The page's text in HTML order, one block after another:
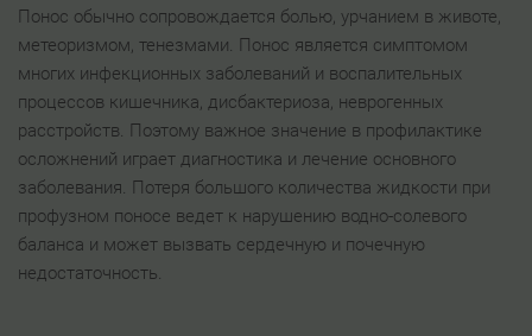
Понос обычно сопровождается болью, урчанием в животе,
метеоризмом, тенезмами. Понос является симптомом
многих инфекционных заболеваний и воспалительных
процессов кишечника, дисбактериоза, неврогенных
расстройств. Поэтому важное значение в профилактике
осложнений играет диагностика и лечение основного
заболевания. Потеря большого количества жидкости при
профузном поносе ведет к нарушению водно-солевого
баланса и может вызвать сердечную и почечную
недостаточность.